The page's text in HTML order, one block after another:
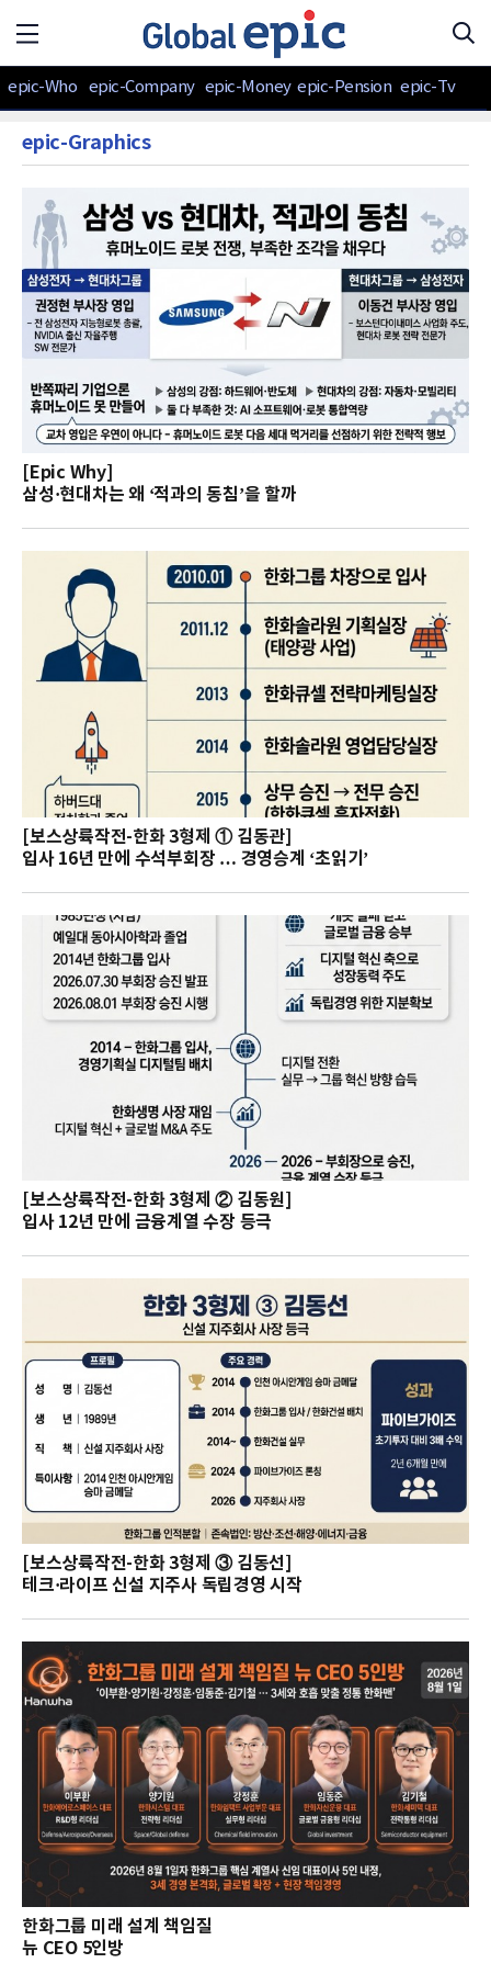
epic-Who epic-Company epic-Money epic-Pension epic-Tv
epic-Graphics
[Epic Why]
삼성·현대차는 왜 ‘적과의 동침’을 할까
[보스상륙작전-한화 3형제 ① 김동관]
입사 16년 만에 수석부회장 … 경영승계 ‘초읽기’
[보스상륙작전-한화 3형제 ② 김동원]
입사 12년 만에 금융계열 수장 등극
[보스상륙작전-한화 3형제 ③ 김동선]
테크·라이프 신설 지주사 독립경영 시작
한화그룹 미래 설계 책임질
뉴 CEO 5인방